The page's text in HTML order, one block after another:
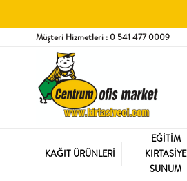
Müşteri Hizmetleri : 0 541 477 0009
KAĞIT ÜRÜNLERİ
EĞİTİM
KIRTASİYE
SUNUM